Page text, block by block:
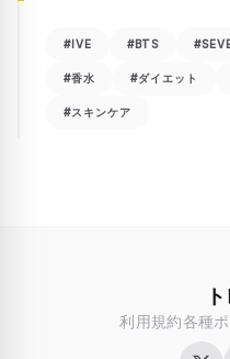
#IVE #BTS
#香水 #ダイエット
#スキンケア
利用規約各種